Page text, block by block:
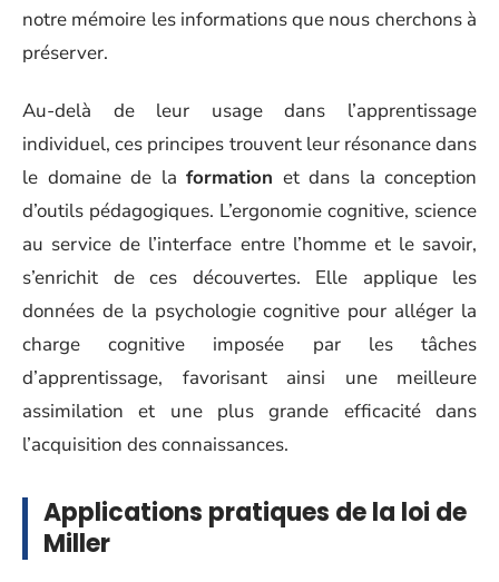
notre mémoire les informations que nous cherchons à
préserver.
Au-delà de leur usage dans l’apprentissage
individuel, ces principes trouvent leur résonance dans
le domaine de la formation et dans la conception
d’outils pédagogiques. L’ergonomie cognitive, science
au service de l’interface entre l’homme et le savoir,
s’enrichit de ces découvertes. Elle applique les
données de la psychologie cognitive pour alléger la
charge cognitive imposée par les tâches
d’apprentissage, favorisant ainsi une meilleure
assimilation et une plus grande efficacité dans
l’acquisition des connaissances.
Applications pratiques de la loi de
Miller